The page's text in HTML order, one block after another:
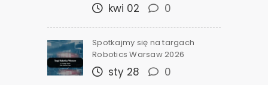
kwi 02 0
Spotkajmy się na targach
Robotics Warsaw 2026
sty 28 0